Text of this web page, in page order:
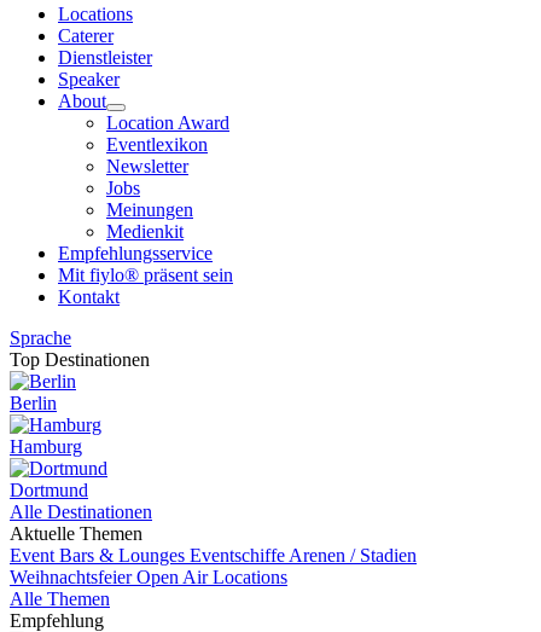
Locations
Caterer
Dienstleister
Speaker
About
Location Award
Eventlexikon
Newsletter
Jobs
Meinungen
Medienkit
Empfehlungsservice
Mit fiylo® präsent sein
Kontakt
Sprache
Top Destinationen
Berlin
Hamburg
Dortmund
Alle Destinationen
Aktuelle Themen
Event Bars & Lounges Eventschiffe Arenen / Stadien
WeihnachtsfeierOpen Air Locations
Alle Themen
Empfehlung